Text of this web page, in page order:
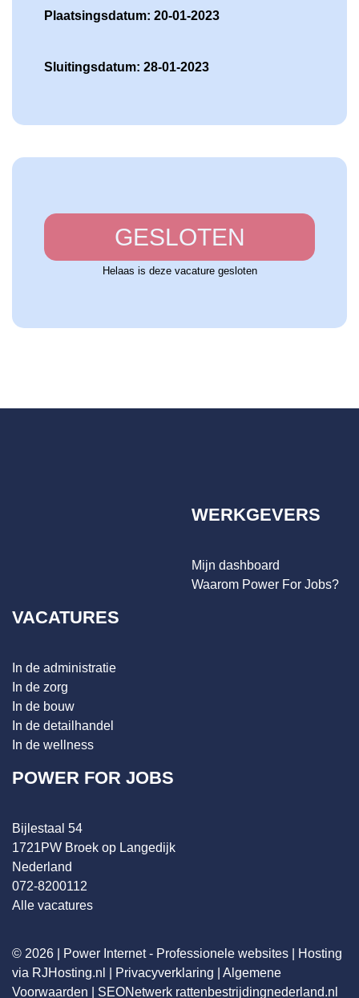
Plaatsingsdatum: 20-01-2023
Sluitingsdatum: 28-01-2023
GESLOTEN
Helaas is deze vacature gesloten
WERKGEVERS
Mijn dashboard
Waarom Power For Jobs?
VACATURES
In de administratie
In de zorg
In de bouw
In de detailhandel
In de wellness
POWER FOR JOBS
Bijlestaal 54
1721PW Broek op Langedijk
Nederland
072-8200112
Alle vacatures
© 2026 | Power Internet - Professionele websites
Hosting
via RJHosting.nl
Privacyverklaring
Algemene
Voorwaarden
SEONetwerk rattenbestrijdingnederland.nl